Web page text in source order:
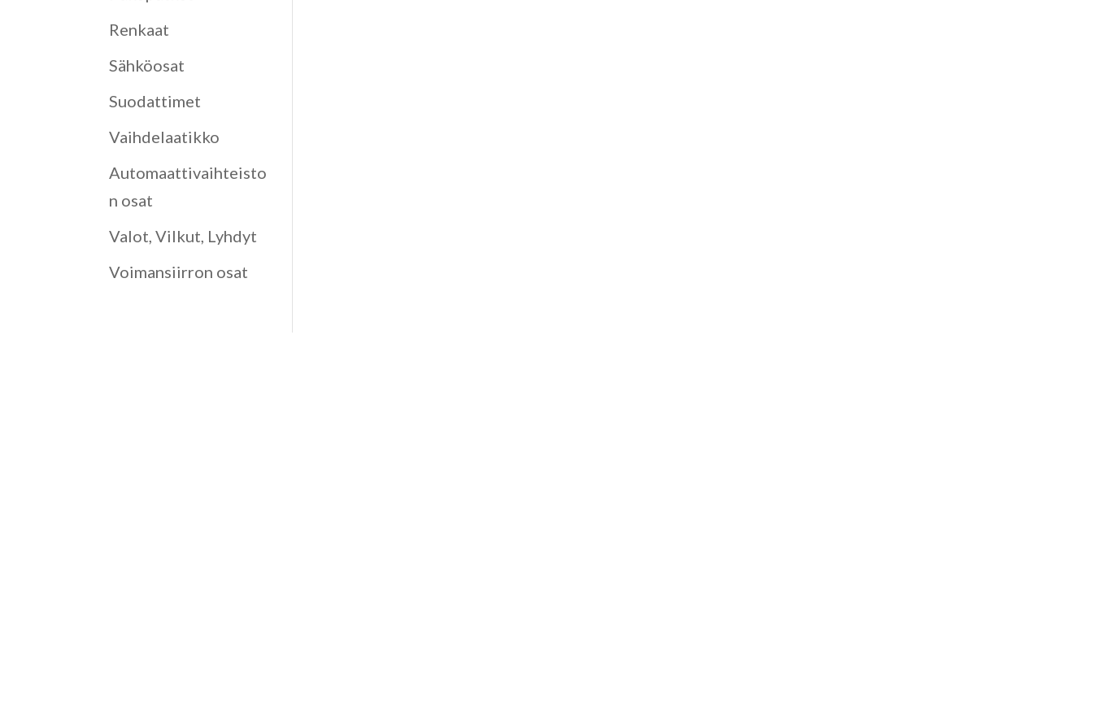
Renkaat
Sähköosat
Suodattimet
Vaihdelaatikko
Automaattivaihteisto
n osat
Valot, Vilkut, Lyhdyt
Voimansiirron osat